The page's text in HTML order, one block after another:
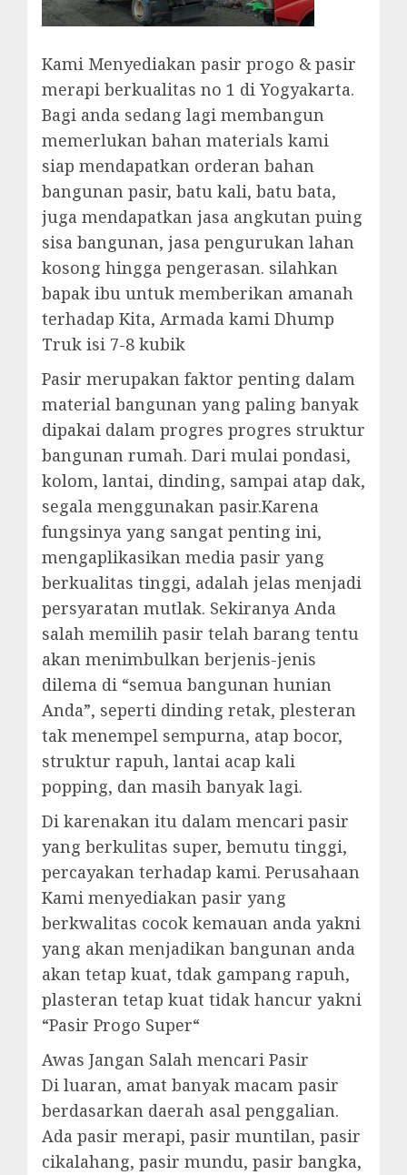
Kami Menyediakan pasir progo & pasir
merapi berkualitas no 1 di Yogyakarta.
Bagi anda sedang lagi membangun
memerlukan bahan materials kami
siap mendapatkan orderan bahan
bangunan pasir, batu kali, batu bata,
juga mendapatkan jasa angkutan puing
sisa bangunan, jasa pengurukan lahan
kosong hingga pengerasan. silahkan
bapak ibu untuk memberikan amanah
terhadap Kita, Armada kami Dhump
Truk isi 7-8 kubik
Pasir merupakan faktor penting dalam
material bangunan yang paling banyak
dipakai dalam progres progres struktur
bangunan rumah. Dari mulai pondasi,
kolom, lantai, dinding, sampai atap dak,
segala menggunakan pasir.Karena
fungsinya yang sangat penting ini,
mengaplikasikan media pasir yang
berkualitas tinggi, adalah jelas menjadi
persyaratan mutlak. Sekiranya Anda
salah memilih pasir telah barang tentu
akan menimbulkan berjenis-jenis
dilema di “semua bangunan hunian
Anda”, seperti dinding retak, plesteran
tak menempel sempurna, atap bocor,
struktur rapuh, lantai acap kali
popping, dan masih banyak lagi.
Di karenakan itu dalam mencari pasir
yang berkulitas super, bemutu tinggi,
percayakan terhadap kami. Perusahaan
Kami menyediakan pasir yang
berkwalitas cocok kemauan anda yakni
yang akan menjadikan bangunan anda
akan tetap kuat, tdak gampang rapuh,
plasteran tetap kuat tidak hancur yakni
“Pasir Progo Super“
Awas Jangan Salah mencari Pasir
Di luaran, amat banyak macam pasir
berdasarkan daerah asal penggalian.
Ada pasir merapi, pasir muntilan, pasir
cikalahang, pasir mundu, pasir bangka,